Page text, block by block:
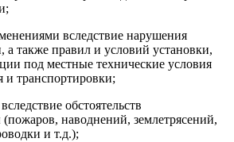
вследствие нарушения
а также правил и условий установки,
под местные технические условия
и транспортировки;
обстоятельств
наводнений, землетрясений,
и т.д.);